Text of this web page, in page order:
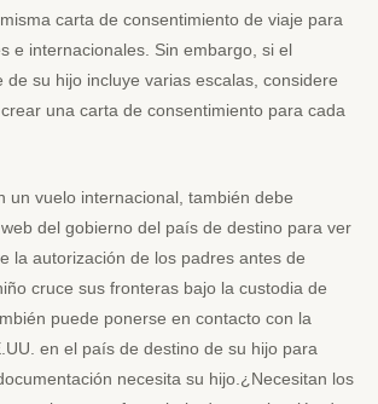
carta de consentimiento de viaje para
e internacionales. Sin embargo, si el
de su hijo incluye varias escalas, considere
una carta de consentimiento para cada
un vuelo internacional, también debe
del gobierno del país de destino para ver
la autorización de los padres antes de
cruce sus fronteras bajo la custodia de
puede ponerse en contacto con la
en el país de destino de su hijo para
necesita su hijo.¿Necesitan los